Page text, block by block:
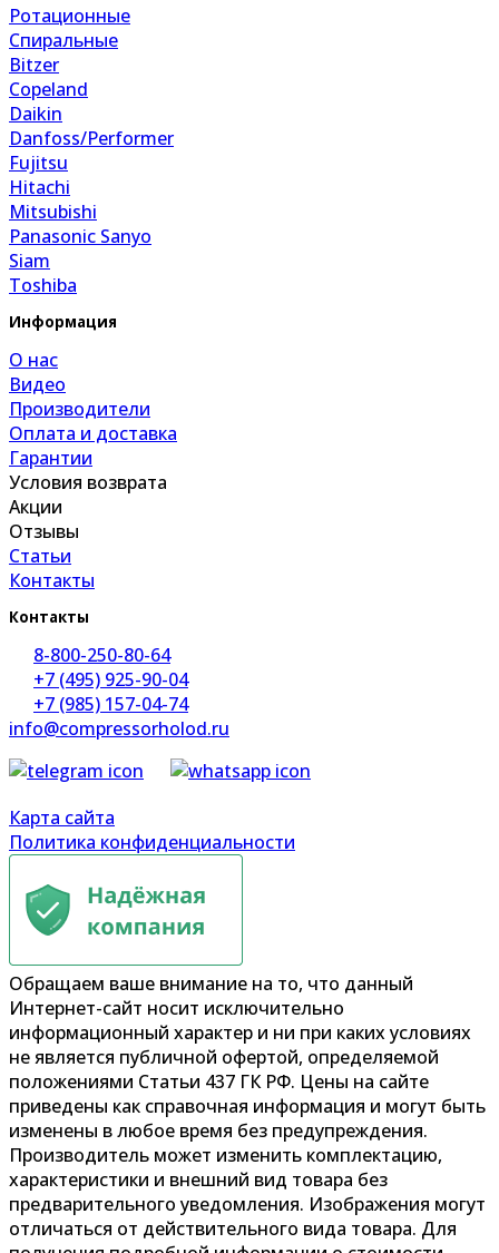
Ротационные
Спиральные
Bitzer
Copeland
Daikin
Danfoss/Performer
Fujitsu
Hitachi
Mitsubishi
Panasonic Sanyo
Siam
Toshiba
Информация
О нас
Видео
Производители
Оплата и доставка
Гарантии
Условия возврата
Акции
Отзывы
Статьи
Контакты
Контакты
8-800-250-80-64
+7 (495) 925-90-04
+7 (985) 157-04-74
info@compressorholod.ru
Карта сайта
Политика конфиденциальности
Обращаем ваше внимание на то, что данный
Интернет-сайт носит исключительно
информационный характер и ни при каких условиях
не является публичной офертой, определяемой
положениями Статьи 437 ГК РФ. Цены на сайте
приведены как справочная информация и могут быть
изменены в любое время без предупреждения.
Производитель может изменить комплектацию,
характеристики и внешний вид товара без
предварительного уведомления. Изображения могут
отличаться от действительного вида товара. Для